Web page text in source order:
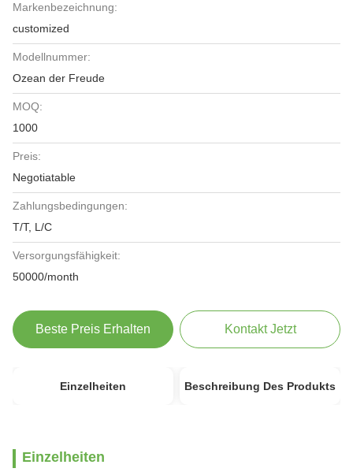
Markenbezeichnung:
customized
Modellnummer:
Ozean der Freude
MOQ:
1000
Preis:
Negotiatable
Zahlungsbedingungen:
T/T, L/C
Versorgungsfähigkeit:
50000/month
Beste Preis Erhalten Kontakt Jetzt
Einzelheiten Beschreibung Des Produkts
Einzelheiten